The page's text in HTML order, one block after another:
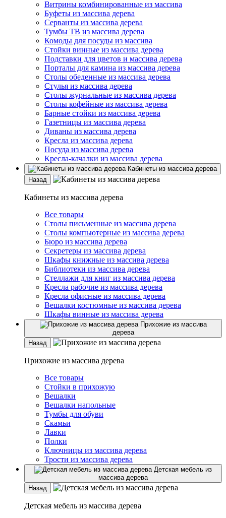
Витрины комбинированные из массива
Буфеты из массива дерева
Серванты из массива дерева
Тумбы ТВ из массива дерева
Комоды для посуды из массива
Стойки винные из массива дерева
Подставки для цветов и массива дерева
Порталы для камина из массива дерева
Столы обеденные из массива дерева
Стулья из массива дерева
Столы журнальные из массива дерева
Столы кофейные из массива дерева
Барные стойки из массива дерева
Газетницы из массива дерева
Диваны из массива дерева
Кресла из массива дерева
Посуда из массива дерева
Кресла-качалки из массива дерева
Кабинеты из массива дерева
Назад
Кабинеты из массива дерева
Все товары
Столы письменные из массива дерева
Столы компьютерные из массива дерева
Бюро из массива дерева
Секретеры из массива дерева
Шкафы книжные из массива дерева
Библиотеки из массива дерева
Стеллажи для книг из массива дерева
Кресла рабочие из массива дерева
Кресла офисные из массива дерева
Вешалки костюмные из массива дерева
Шкафы винные из массива дерева
Прихожие из массива
дерева
Назад
Прихожие из массива дерева
Все товары
Стойки в прихожую
Вешалки
Вешалки напольные
Тумбы для обуви
Скамьи
Лавки
Полки
Ключницы из массива дерева
Трости из массива дерева
Детская мебель из
массива дерева
Назад
Детская мебель из массива дерева